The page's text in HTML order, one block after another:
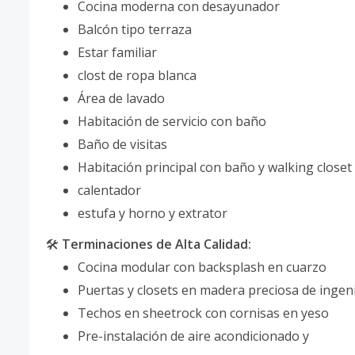
Cocina moderna con desayunador
Balcón tipo terraza
Estar familiar
clost de ropa blanca
Área de lavado
Habitación de servicio con baño
Baño de visitas
Habitación principal con baño y walking closet
calentador
estufa y horno y extrator
🛠 Terminaciones de Alta Calidad:
Cocina modular con backsplash en cuarzo
Puertas y closets en madera preciosa de
Techos en sheetrock con cornisas en yeso
Pre-instalación de aire acondicionado y